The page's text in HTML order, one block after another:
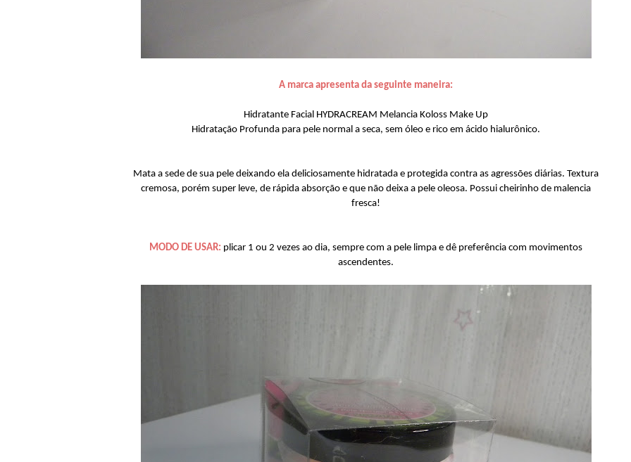
A marca apresenta da seguinte maneira:
Hidratante Facial HYDRACREAM Melancia Koloss Make Up
Hidratação Profunda para pele normal a seca, sem óleo e rico em ácido hialurônico.
Mata a sede de sua pele deixando ela deliciosamente hidratada e protegida contra as agressões diárias. Textura
cremosa, porém super leve, de rápida absorção e que não deixa a pele oleosa. Possui cheirinho de malencia
fresca!
MODO DE USAR: plicar 1 ou 2 vezes ao dia, sempre com a pele limpa e dê preferência com movimentos
ascendentes.